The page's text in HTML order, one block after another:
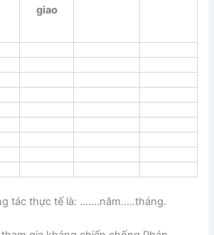
giao
tác thực tế là: …….năm…..tháng.